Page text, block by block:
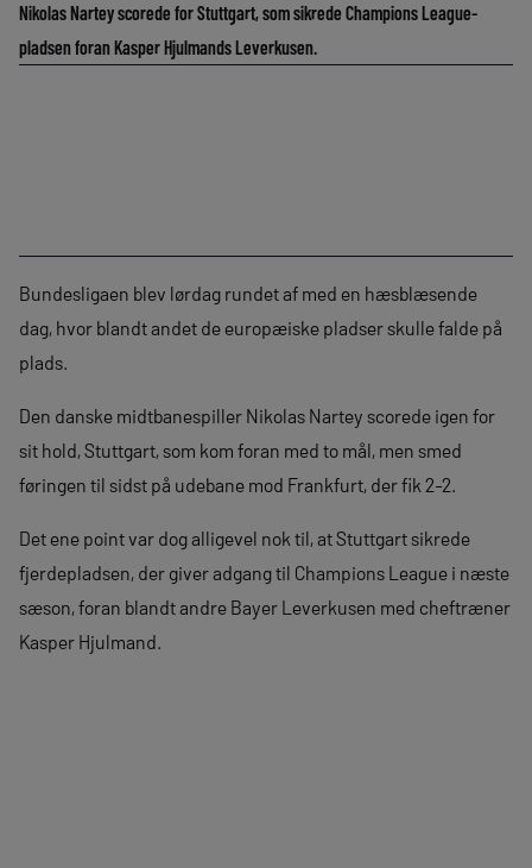
Nikolas Nartey scorede for Stuttgart, som sikrede Champions League-
pladsen foran Kasper Hjulmands Leverkusen.
Bundesligaen blev lørdag rundet af med en hæsblæsende
dag, hvor blandt andet de europæiske pladser skulle falde på
plads.
Den danske midtbanespiller Nikolas Nartey scorede igen for
sit hold, Stuttgart, som kom foran med to mål, men smed
føringen til sidst på udebane mod Frankfurt, der fik 2-2.
Det ene point var dog alligevel nok til, at Stuttgart sikrede
fjerdepladsen, der giver adgang til Champions League i næste
sæson, foran blandt andre Bayer Leverkusen med cheftræner
Kasper Hjulmand.